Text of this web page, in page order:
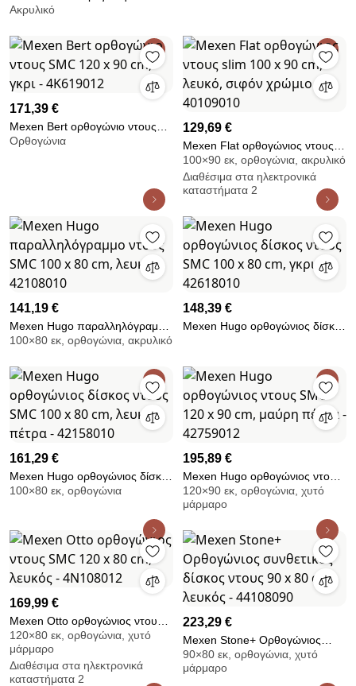
ντουζιέρα λεπτή 120 x 120 cm,
Ακρυλικό
171,39 €
Mexen Bert ορθογώνιο ντους
SMC 120 x 90 cm, γκρι -
Ορθογώνια
129,69 €
Mexen Flat ορθογώνιος ντους
slim 100 x 90 cm, λευκό, σιφόν
χρώμιο - 40109010
100×90 εκ, ορθογώνια, ακρυλικό
Διαθέσιμα στα ηλεκτρονικά
καταστήματα 2
141,19 €
Mexen Hugo παραλληλόγραμμο
ντους SMC 100 x 80 cm, λευκό -
100×80 εκ, ορθογώνια, ακρυλικό
148,39 €
Mexen Hugo ορθογώνιος δίσκος
161,29 €
Mexen Hugo ορθογώνιος δίσκος
ντους SMC 100 x 80 cm, λευκή
100×80 εκ, ορθογώνια
195,89 €
Mexen Hugo ορθογώνιος ντους
SMC 120 x 90 cm, μαύρη πέτρα
- 42759012
120×90 εκ, ορθογώνια, χυτό
μάρμαρο
169,99 €
Mexen Otto ορθογώνιος ντους
SMC 120 x 80 cm, λευκός -
4N108012
120×80 εκ, ορθογώνια, χυτό
μάρμαρο
Διαθέσιμα στα ηλεκτρονικά
καταστήματα 2
223,29 €
Mexen Stone+ Ορθογώνιος
συνθετικός δίσκος ντους 90 x 80
cm, λευκός - 44108090
90×80 εκ, ορθογώνια, χυτό
μάρμαρο